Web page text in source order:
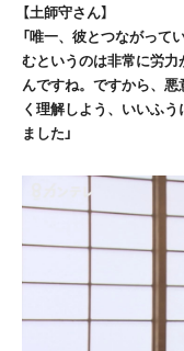
【土師守さん】
「唯一、彼とつながっ
むというのは非常に労
んですね。ですから、
く理解しよう、いいふ
ました」